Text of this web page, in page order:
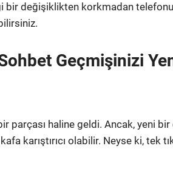
bir değişiklikten korkmadan
Geçmişinizi
parçası haline geldi. Ancak, yeni
karıştırıcı olabilir. Neyse ki, tek